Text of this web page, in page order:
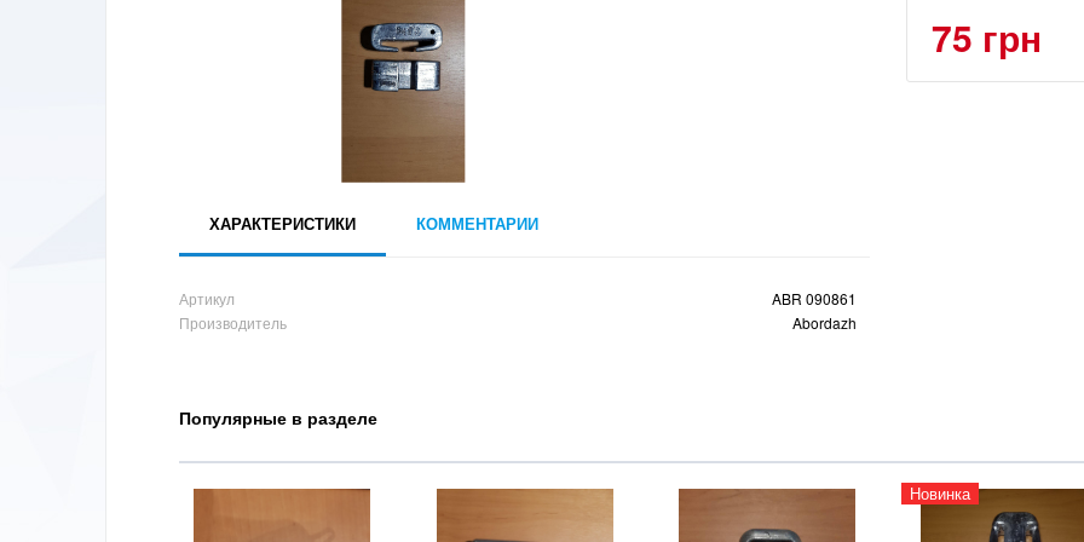
75 грн
ХАРАКТЕРИСТИКИ КОММЕНТАРИИ
Артикул
ABR 090861
Производитель
Abordazh
Популярные в разделе
Новинка